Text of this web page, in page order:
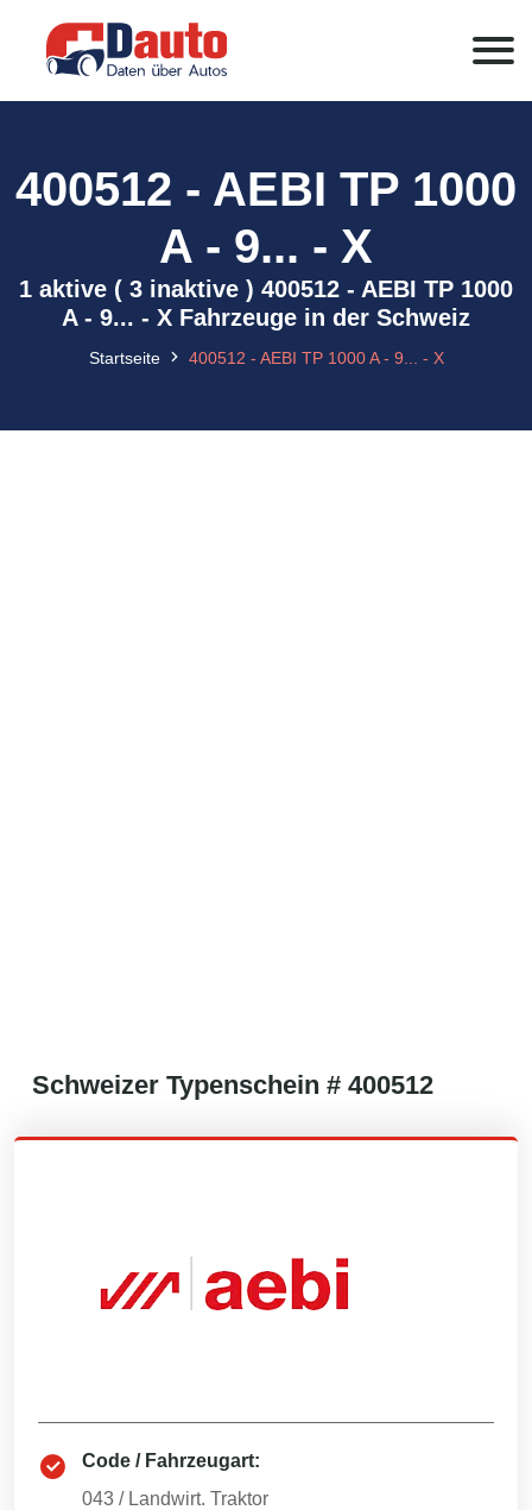
400512 - AEBI TP 1000
A - 9... - X
1 aktive ( 3 inaktive ) 400512 - AEBI TP 1000
A - 9... - X Fahrzeuge in der Schweiz
Startseite 400512 - AEBI TP 1000 A - 9... - X
Schweizer Typenschein # 400512
Code / Fahrzeugart:
043 / Landwirt. Traktor